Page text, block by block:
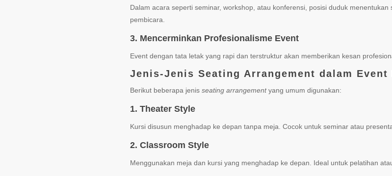
Dalam acara seperti seminar, workshop, atau konferensi, posisi duduk
pembicara.
3. Mencerminkan Profesionalisme Event
Event dengan tata letak yang rapi dan terstruktur akan memberikan kesan
Jenis-Jenis Seating Arrangement dalam Event
Berikut beberapa jenis seating arrangementyang umum digunakan:
1. Theater Style
Kursi disusun menghadap ke depan tanpa meja. Cocok untuk seminar atau
2. Classroom Style
Menggunakan meja dan kursi yang menghadap ke depan. Ideal untuk pelatihan